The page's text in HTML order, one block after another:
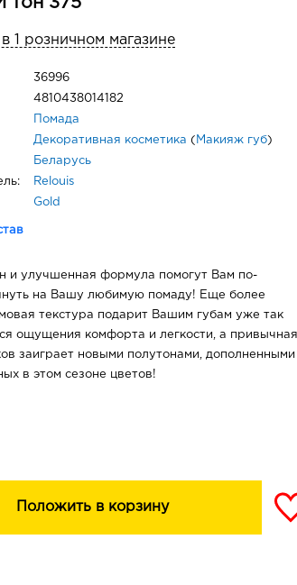
1 розничном магазине
36996
4810438014182
Помада
Декоративная косметика ( Макияж губ)
Беларусь
Relouis
Gold
и улучшенная формула помогут Вам по-
на Вашу любимую помаду! Еще более
текстура подарит Вашим губам уже так
ощущения комфорта и легкости, а привычная
заиграет новыми полутонами, дополненными
в этом сезоне цветов!
Положить в корзину